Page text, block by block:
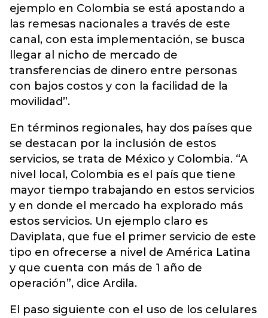
ejemplo en Colombia se está apostando a
las remesas nacionales a través de este
canal, con esta implementación, se busca
llegar al nicho de mercado de
transferencias de dinero entre personas
con bajos costos y con la facilidad de la
movilidad”.
En términos regionales, hay dos países que
se destacan por la inclusión de estos
servicios, se trata de México y Colombia. “A
nivel local, Colombia es el país que tiene
mayor tiempo trabajando en estos servicios
y en donde el mercado ha explorado más
estos servicios. Un ejemplo claro es
Daviplata, que fue el primer servicio de este
tipo en ofrecerse a nivel de América Latina
y que cuenta con más de 1 año de
operación”, dice Ardila.
El paso siguiente con el uso de los celulares